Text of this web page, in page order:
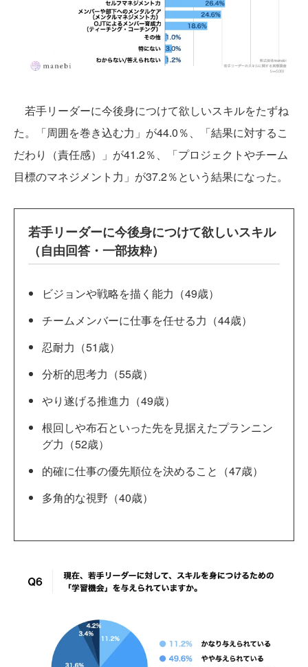
若手リーダーに今後身につけて欲しいスキルをたずね
た。「周囲を巻き込む力」が44.0％、「結果に対するこ
だわり（責任感）」が41.2％、「プロジェクトやチーム
目標のマネジメント力」が37.2％という結果になった。
若手リーダーに今後身につけて欲しいスキル
（自由回答・一部抜粋）
ビジョンや戦略を描く能力（49歳）
チームメンバーに仕事を任せる力（44歳）
忍耐力（51歳）
分析的思考力（55歳）
やり遂げる推進力（49歳）
根回しや布石といった先を見据えたプランニン
グ力（52歳）
的確に仕事の優先順位を決めること（47歳）
多角的な視野（40歳）